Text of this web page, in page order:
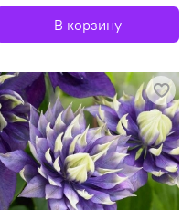
В корзину